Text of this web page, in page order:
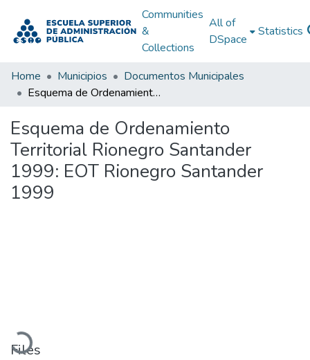
Communities
&
Collections
All of
DSpace
Statistics
Home Municipios
Documentos Municipales
Esquema de Ordenamiento Territorial Rionegro Santander 1999: EOT Rionegro Santander 1999
Esquema de Ordenamiento
Territorial Rionegro Santander
1999: EOT Rionegro Santander
1999
Loading...
Files